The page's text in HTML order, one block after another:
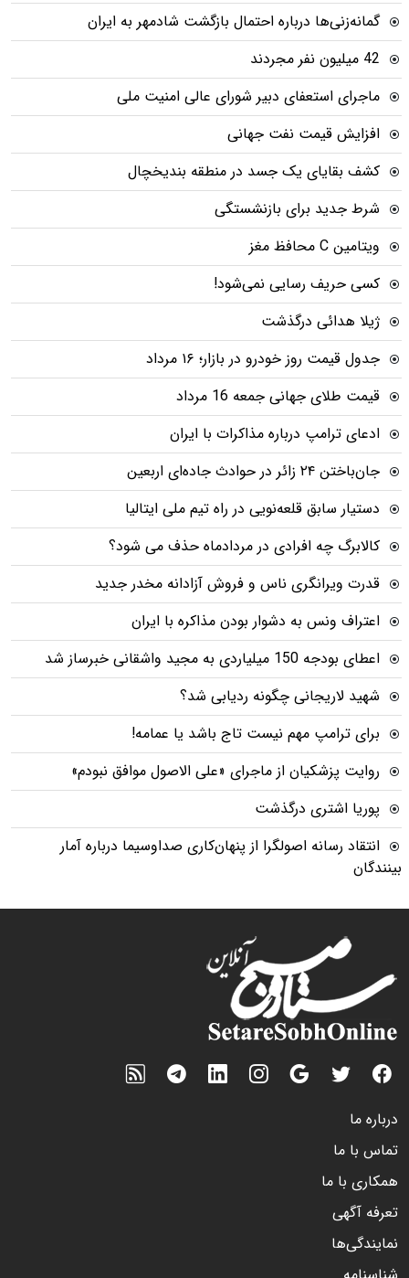
گمانه‌زنی‌ها درباره احتمال بازگشت شادمهر به ایران
42 میلیون نفر مجردند
ماجرای استعفای دبیر شورای عالی امنیت ملی
افزایش قیمت نفت جهانی
کشف بقایای یک جسد در منطقه بندیخچال
شرط جدید برای بازنشستگی
ویتامین C محافظ مغز
کسی حریف رسایی نمی‌شود!
ژیلا هدائی درگذشت
جدول قیمت روز خودرو در بازار؛ ۱۶ مرداد
قیمت طلای جهانی جمعه 16 مرداد
ادعای ترامپ درباره مذاکرات با ایران
جان‌باختن ۲۴ زائر در حوادث جاده‌ای اربعین
دستیار سابق قلعه‌نویی در راه تیم ملی ایتالیا
کالابرگ چه افرادی در مردادماه حذف می شود؟
قدرت ویرانگری ناس و فروش آزادانه مخدر جدید
اعتراف ونس به دشوار بودن مذاکره با ایران
اعطای بودجه 150 میلیاردی به مجید واشقانی خبرساز شد
شهید لاریجانی چگونه ردیابی شد؟
برای ترامپ مهم نیست تاج باشد یا عمامه!
روایت پزشکیان از ماجرای «علی الاصول موافق نبودم»
پوریا اشتری درگذشت
انتقاد رسانه اصولگرا از پنهان‌کاری صداوسیما درباره آمار
بینندگان
درباره ما
تماس با ما
همکاری با ما
تعرفه آگهی
نمایندگی‌ها